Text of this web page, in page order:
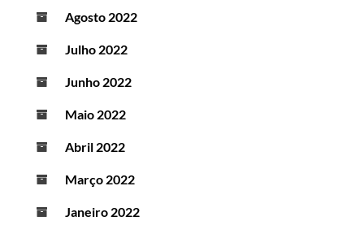
Agosto 2022
Julho 2022
Junho 2022
Maio 2022
Abril 2022
Março 2022
Janeiro 2022